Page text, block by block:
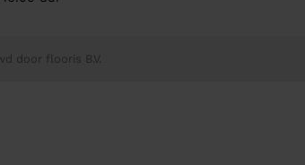
door flooris B.V.